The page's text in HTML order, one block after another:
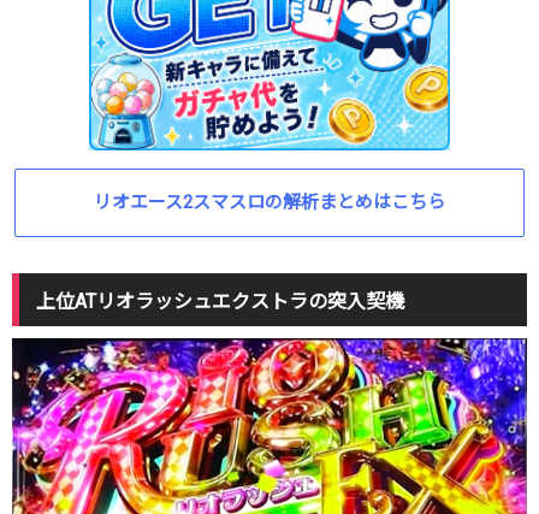
リオエース2スマスロの解析まとめはこちら
上位ATリオラッシュエクストラの突入契機